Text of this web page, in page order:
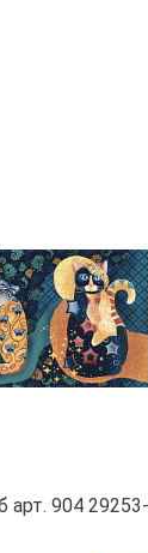
арт. 904 29253-